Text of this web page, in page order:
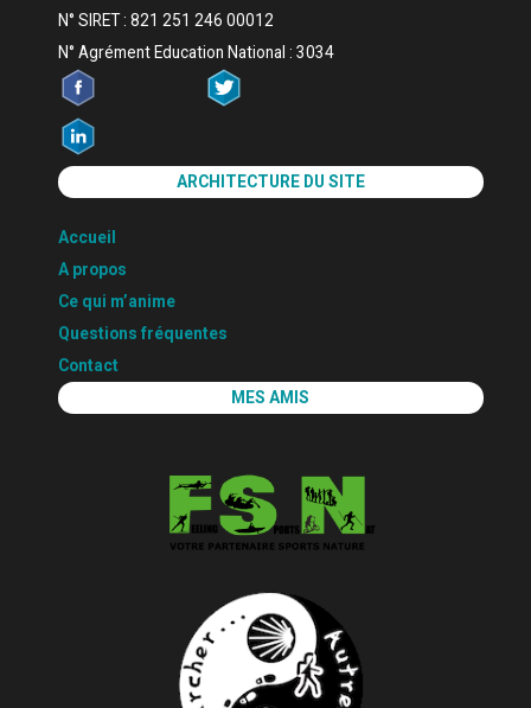
N° SIRET : 821 251 246 00012
N° Agrément Education National : 3034
ARCHITECTURE DU SITE
Accueil
A propos
Ce qui m’anime
Questions fréquentes
Contact
MES AMIS